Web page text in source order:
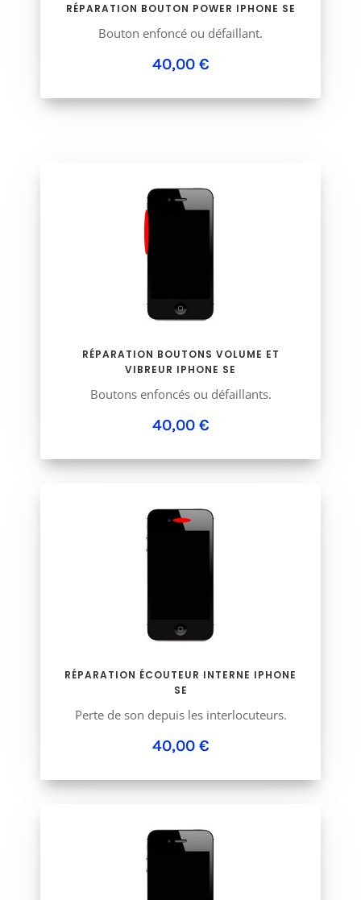
RÉPARATION BOUTON POWER IPHONE SE
Bouton enfoncé ou défaillant.
40,00 €
RÉPARATION BOUTONS VOLUME ET
VIBREUR IPHONE SE
Boutons enfoncés ou défaillants.
40,00 €
RÉPARATION ÉCOUTEUR INTERNE IPHONE
SE
Perte de son depuis les interlocuteurs.
40,00 €